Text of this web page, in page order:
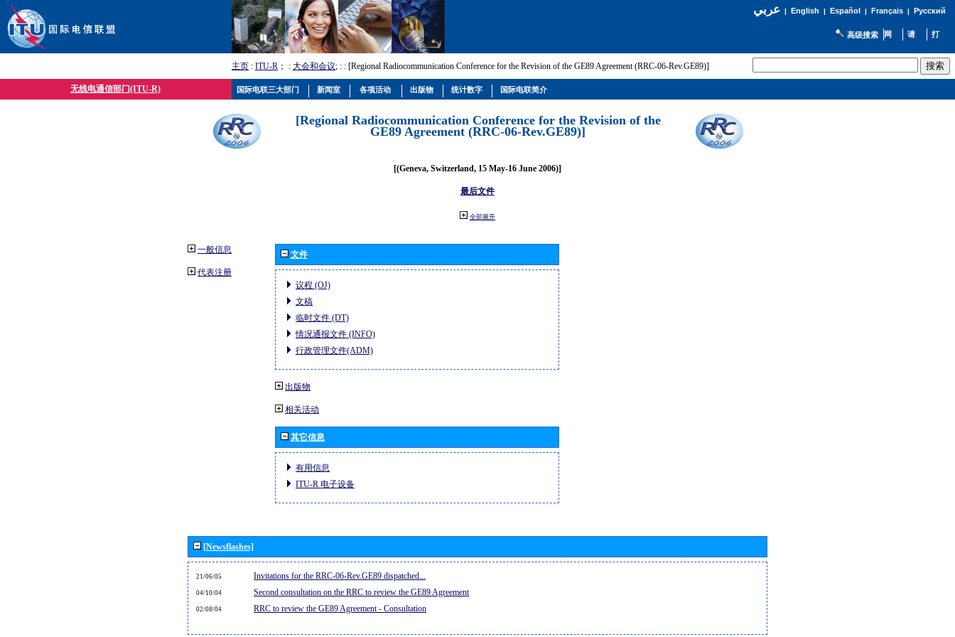
عربي| English | Español | Français| Русский
高级搜索
主页 : ITU-R ； : 大会和会议; : : [Regional Radiocommunication Conference for the Revision of the GE89 Agreement (RRC-06-Rev.GE89)]
无线电通信部门(ITU-R)
[Regional Radiocommunication Conference for the Revision of the
GE89 Agreement (RRC-06-Rev.GE89)]
[(Geneva, Switzerland, 15 May-16 June 2006)]
最后文件
全部展开
一般信息
代表注册
文件
议程 (OJ)
文稿
临时文件 (DT)
情况通报文件 (INFO)
行政管理文件(ADM)
出版物
相关活动
其它信息
有用信息
ITU-R 电子设备
[Newsflashes]
21/06/05 Invitations for the RRC-06-Rev.GE89 dispatched...
04/10/04 Second consultation on the RRC to review the GE89 Agreement
02/08/04 RRC to review the GE89 Agreement - Consultation
国际电联三大部门 新闻室 各项活动 出版物 统计数字 国际电联简介